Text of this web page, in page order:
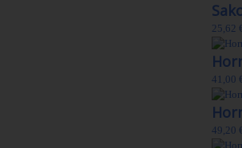
25,62
41,00
49,20